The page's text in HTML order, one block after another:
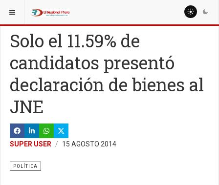
ESTÁ AQUÍ: NACIONALES
Solo el 11.59% de
candidatos presentó
declaración de bienes al
JNE
SUPER USER 15 AGOSTO 2014
POLÍTICA